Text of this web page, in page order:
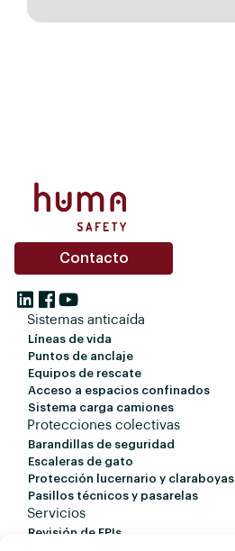
Contacto
Sistemas anticaída
Líneas de vida
Puntos de anclaje
Equipos de rescate
Acceso a espacios confinados
Sistema carga camiones
Protecciones colectivas
Barandillas de seguridad
Escaleras de gato
Protección lucernario y claraboyas
Pasillos técnicos y pasarelas
Servicios
Revisión de EPIs